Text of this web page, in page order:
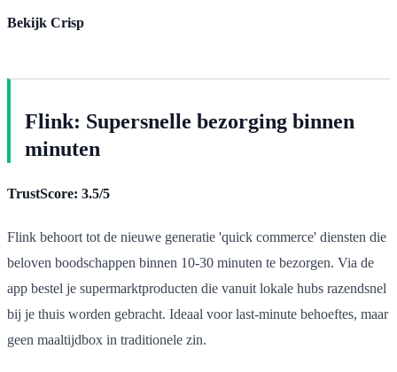
Bekijk Crisp
Flink: Supersnelle bezorging binnen
minuten
TrustScore: 3.5/5
Flink behoort tot de nieuwe generatie 'quick commerce' diensten die
beloven boodschappen binnen 10-30 minuten te bezorgen. Via de
app bestel je supermarktproducten die vanuit lokale hubs razendsnel
bij je thuis worden gebracht. Ideaal voor last-minute behoeftes, maar
geen maaltijdbox in traditionele zin.